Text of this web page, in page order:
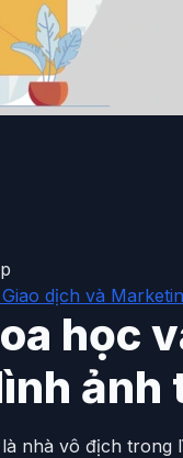
dịch và
học
ảnh
nhà vô địch